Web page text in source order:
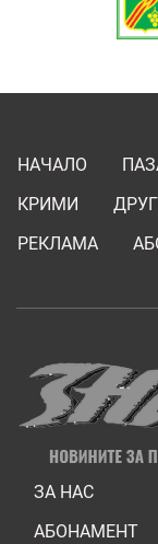
НАЧАЛО
КРИМИ
РЕКЛАМА
ЗА НАС
АБОНАМЕНТ